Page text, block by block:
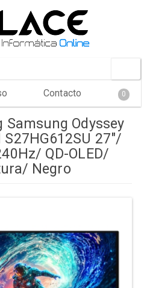
Contacto 0
Odyssey
S27HG612SU 27"/
QD-OLED/
Negro